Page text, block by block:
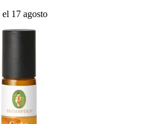
el 17 agosto